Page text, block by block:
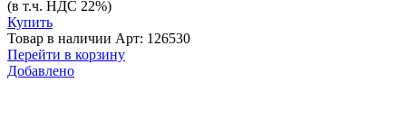
(в т.ч. НДС 22%)
Купить
Товар в наличии Арт: 126530
Перейти в корзину
Добавлено